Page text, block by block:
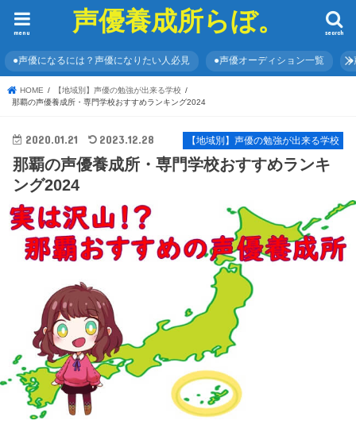
声優養成所らぼ。 search
menu
●声優になるには？声優になりたい人必見 ●声優オーディション一覧 ●
HOME
【地域別】声優の勉強が出来る学校
那覇の声優養成所・専門学校おすすめランキング2024
【地域別】声優の勉強が出来る学校
2020.01.21 2023.12.28
那覇の声優養成所・専門学校おすすめランキ
ング2024